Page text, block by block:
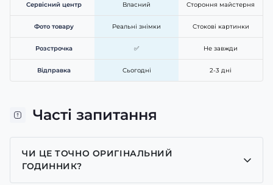
Сервісний центр Власний Стороння майстерня
Фото товару Реальні знімки Стокові картинки
Розстрочка ✅ Не завжди
Відправка Сьогодні 2-3 дні
Часті запитання
ЧИ ЦЕ ТОЧНО ОРИГІНАЛЬНИЙ
ГОДИННИК?